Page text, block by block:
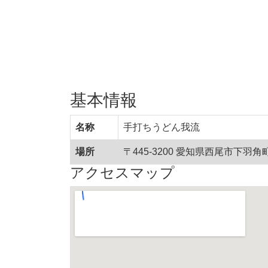
基本情報
名称 手打ちうどん我流
場所 〒445-3200 愛知県西尾市下羽角
アクセスマップ